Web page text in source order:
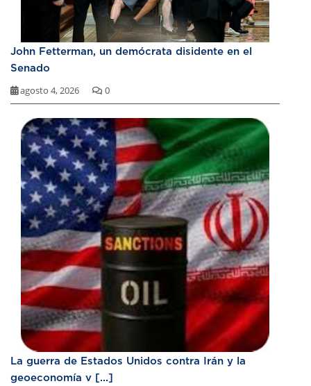
John Fetterman, un demócrata disidente en el
Senado
agosto 4, 2026 0
La guerra de Estados Unidos contra Irán y la
geoeconomía v [...]